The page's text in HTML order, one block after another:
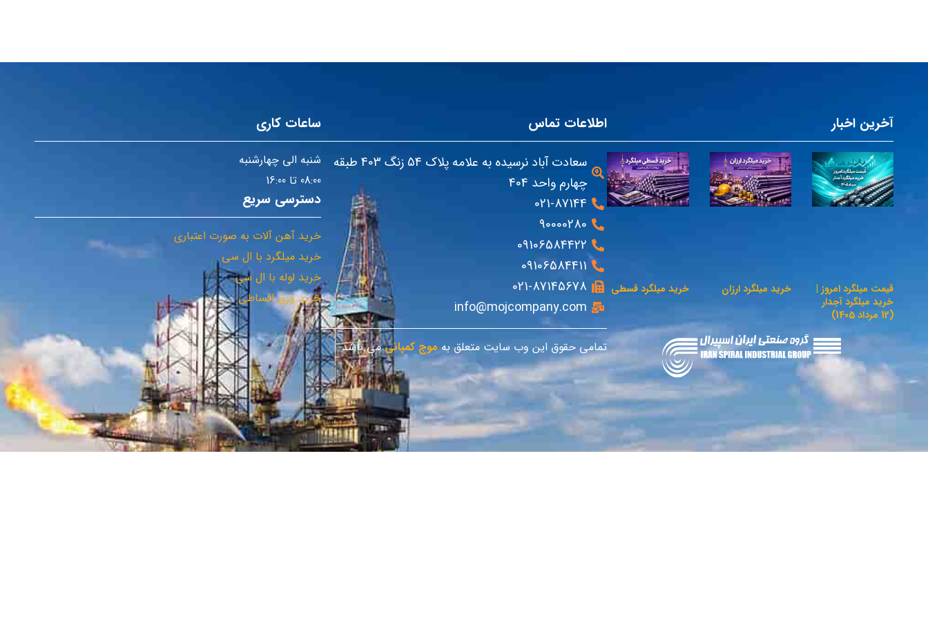
آخرین اخبار
قیمت میلگرد امروز |
خرید میلگرد آجدار
(12 مرداد 1405)
خرید میلگرد ارزان خرید میلگرد قسطی
اطلاعات تماس
سعادت آباد نرسیده به علامه پلاک 54 زنگ 403 طبقه
چهارم واحد 404
021-87144
90000280
09106584422
09106584411
021-87145678
info@mojcompany.com
تمامی حقوق این وب سایت متعلق بهموج کمپانیمی باشد.
ساعات کاری
شنبه الی چهارشنبه
08:00 تا 16:00
دسترسی سریع
خرید آهن آلات به صورت اعتباری
خرید میلگرد با ال سی
خرید لوله با ال سی
خرید ورق اقساطی